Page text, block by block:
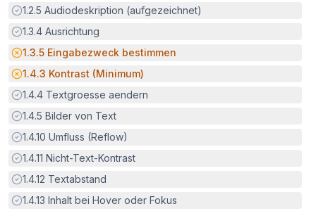
Erfüllt:
1.2.5 Audiodeskription (aufgezeichnet)
Erfüllt:
1.3.4 Ausrichtung
Potenzielle Barriere:
1.3.5 Eingabezweck bestimmen
Potenzielle Barriere:
1.4.3 Kontrast (Minimum)
Erfüllt:
1.4.4 Textgroesse aendern
Erfüllt:
1.4.5 Bilder von Text
Erfüllt:
1.4.10 Umfluss (Reflow)
Erfüllt:
1.4.11 Nicht-Text-Kontrast
Erfüllt:
1.4.12 Textabstand
Erfüllt:
1.4.13 Inhalt bei Hover oder Fokus